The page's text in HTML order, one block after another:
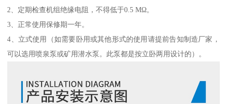
2、定期检查机组绝缘电阻，不得低于0.5 MΩ。
3、正常使用保修期一年。
4、立式使用（如需要卧用或其他形式的使用请提前告知制造厂家，
可以选用喷泉泵或矿用潜水泵。此泵都是按立卧两用设计的）。